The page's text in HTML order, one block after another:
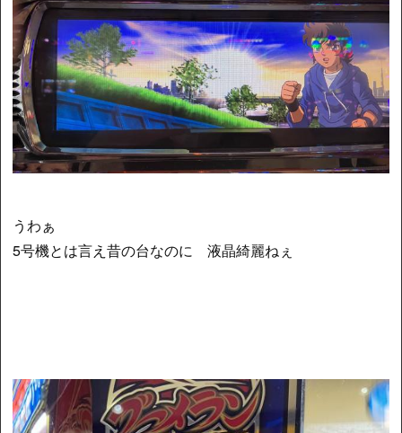
うわぁ
5号機とは言え昔の台なのに 液晶綺麗ねぇ